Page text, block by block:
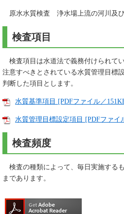
原水水質検査 浄水場上流の河川及
検査項目
検査項目は水道法で義務付けられて
注意すべきとされている水質管理目標
判断した項目とします。
水質基準項目 [PDFファイル／
水質管理目標設定項目 [PDFファイ
検査頻度
検査の種類によって、毎日実施する
まであります。